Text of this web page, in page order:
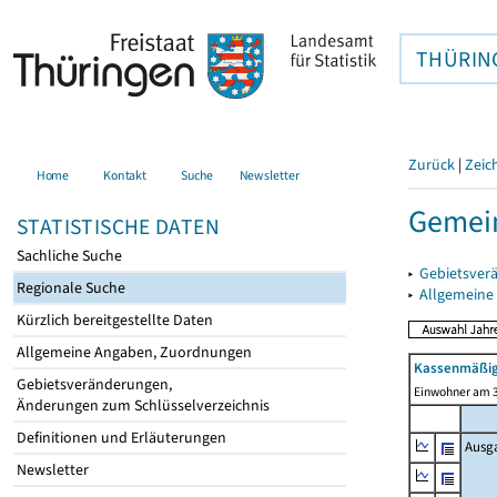
Home Kontakt Suche Newsletter
STATISTISCHE DATEN
Sachliche Suche
Regionale Suche
Kürzlich bereitgestellte Daten
Allgemeine Angaben, Zuordnungen
Gebietsveränderungen,
Änderungen zum Schlüsselverzeichnis
Definitionen und Erläuterungen
Newsletter
Zurück |
▸
▸
Einwohner am